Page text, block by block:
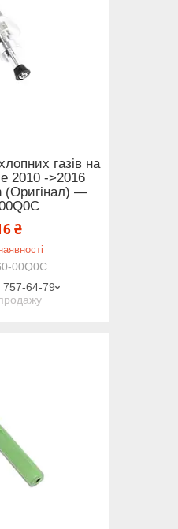
газів на
2010 ->2016
(Оригінал) —
₴
00Q0C
757-64-79